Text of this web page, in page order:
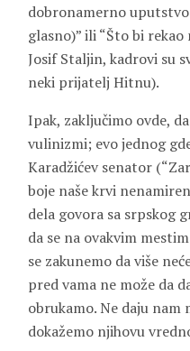
dobronamerno
glasno)” ili “Što bi
Josif Staljin, kadrovi su
neki prijatelj Hitnu).
Ipak, zaključimo ovde,
vulinizmi; evo jednog
Karadžićev senator
boje naše krvi
dela govora sa srpskog
da se na ovakvim
se zakunemo da više
pred vama ne može da
obrukamo. Ne daju
dokažemo njihovu